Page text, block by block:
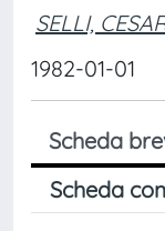
SELLI,
1982-01-01
Scheda
Scheda